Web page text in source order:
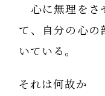
心に無理をさ
て、自分の心の
いている。
それは何故か